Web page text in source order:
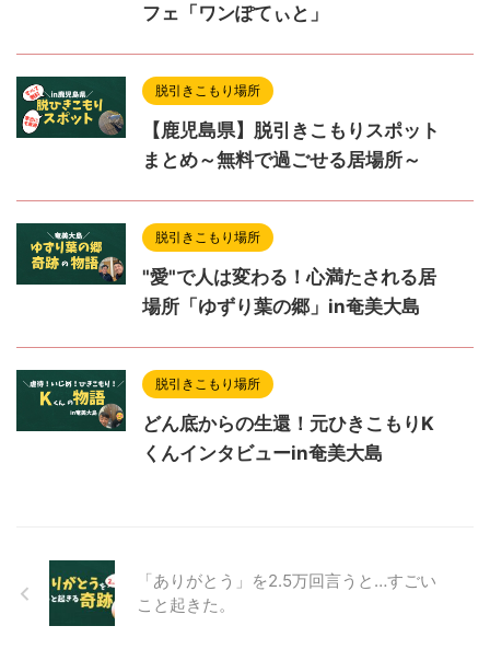
フェ「ワンぽてぃと」
脱引きこもり場所
【鹿児島県】脱引きこもりスポット
まとめ～無料で過ごせる居場所～
脱引きこもり場所
"愛"で人は変わる！心満たされる居
場所「ゆずり葉の郷」in奄美大島
脱引きこもり場所
どん底からの生還！元ひきこもりK
くんインタビューin奄美大島
「ありがとう」を2.5万回言うと…すごい
こと起きた。